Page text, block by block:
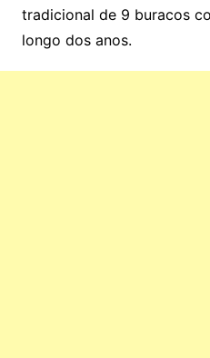
tradicional de 9 buracos
longo dos anos.